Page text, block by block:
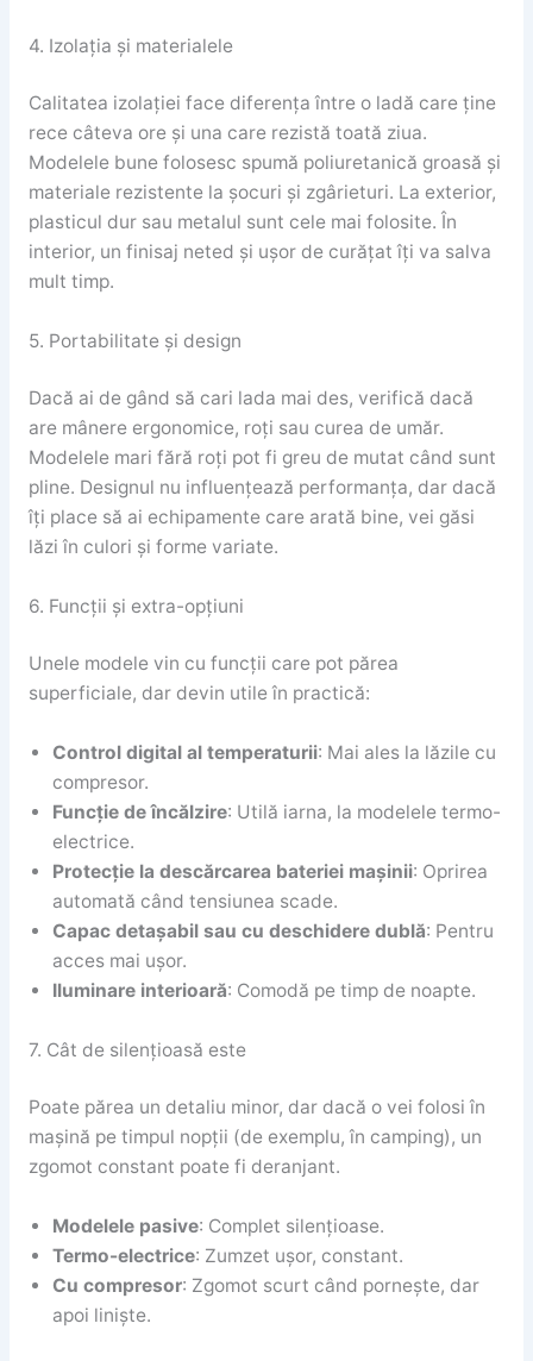
4. Izolația și materialele
Calitatea izolației face diferența între o ladă care ține
rece câteva ore și una care rezistă toată ziua.
Modelele bune folosesc spumă poliuretanică groasă și
materiale rezistente la șocuri și zgârieturi. La exterior,
plasticul dur sau metalul sunt cele mai folosite. În
interior, un finisaj neted și ușor de curățat îți va salva
mult timp.
5. Portabilitate și design
Dacă ai de gând să cari lada mai des, verifică dacă
are mânere ergonomice, roți sau curea de umăr.
Modelele mari fără roți pot fi greu de mutat când sunt
pline. Designul nu influențează performanța, dar dacă
îți place să ai echipamente care arată bine, vei găsi
lăzi în culori și forme variate.
6. Funcții și extra-opțiuni
Unele modele vin cu funcții care pot părea
superficiale, dar devin utile în practică:
Control digital al temperaturii: Mai ales la lăzile cu
compresor.
Funcție de încălzire: Utilă iarna, la modelele termo-
electrice.
Protecție la descărcarea bateriei mașinii: Oprirea
automată când tensiunea scade.
Capac detașabil sau cu deschidere dublă: Pentru
acces mai ușor.
Iluminare interioară: Comodă pe timp de noapte.
7. Cât de silențioasă este
Poate părea un detaliu minor, dar dacă o vei folosi în
mașină pe timpul nopții (de exemplu, în camping), un
zgomot constant poate fi deranjant.
Modelele pasive: Complet silențioase.
Termo-electrice: Zumzet ușor, constant.
Cu compresor: Zgomot scurt când pornește, dar
apoi liniște.